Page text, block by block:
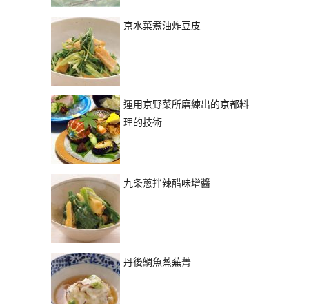
京水菜煮油炸豆皮
運用京野菜所磨練出的京都料
理的技術
九条蔥拌辣醋味增醬
丹後鯛魚蒸蕪菁